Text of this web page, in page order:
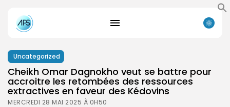
Uncategorized
Cheikh Omar Dagnokho veut se battre pour
accroitre les retombées des ressources
extractives en faveur des Kédovins
MERCREDI 28 MAI 2025 À 0H50